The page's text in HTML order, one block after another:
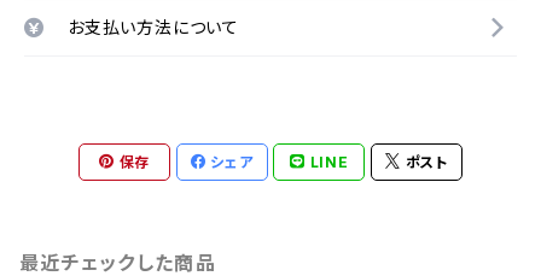
お支払い方法について
保存 シェア LINE ポスト
最近チェックした商品